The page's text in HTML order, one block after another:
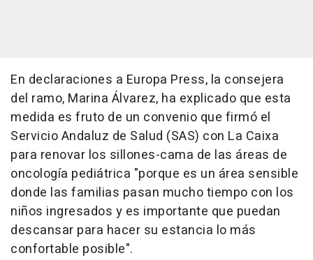
En declaraciones a Europa Press, la consejera
del ramo, Marina Álvarez, ha explicado que esta
medida es fruto de un convenio que firmó el
Servicio Andaluz de Salud (SAS) con La Caixa
para renovar los sillones-cama de las áreas de
oncología pediátrica "porque es un área sensible
donde las familias pasan mucho tiempo con los
niños ingresados y es importante que puedan
descansar para hacer su estancia lo más
confortable posible".